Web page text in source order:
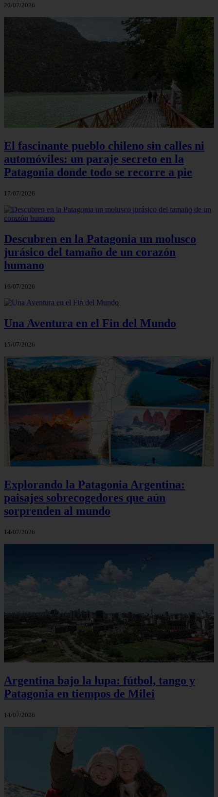
20/07/2026
El fascinante pueblo chileno sin calles ni
automóviles: un paraje secreto en la
Patagonia donde todo se recorre a pie
17/07/2026
Descubren en la Patagonia un molusco
jurásico del tamaño de un corazón
humano
16/07/2026
Una Aventura en el Fin del Mundo
15/07/2026
Explorando la Patagonia Argentina:
paisajes sobrecogedores que aún
sorprenden al mundo
14/07/2026
Argentina bajo la lupa: fútbol, tango y
Patagonia en tiempos de Milei
14/07/2026